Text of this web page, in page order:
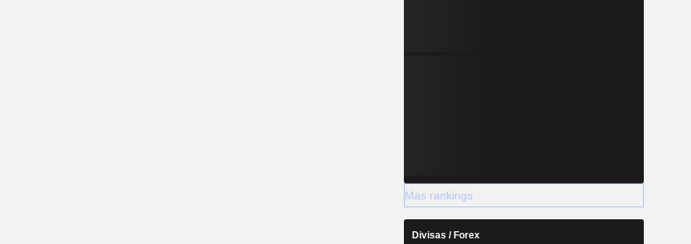
Más rankings
Divisas / Forex